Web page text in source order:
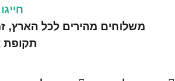
חייגו
תקופת